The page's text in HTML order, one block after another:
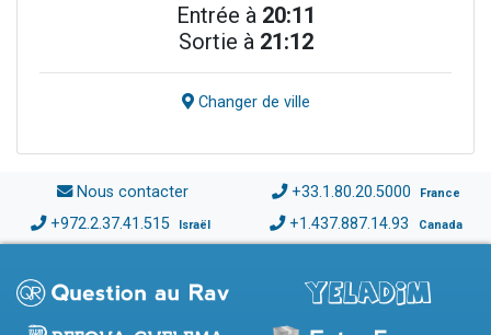
Entrée à 20:11
Sortie à 21:12
Changer de ville
Nous contacter +33.1.80.20.5000 France
+972.2.37.41.515 Israël +1.437.887.14.93 Canada